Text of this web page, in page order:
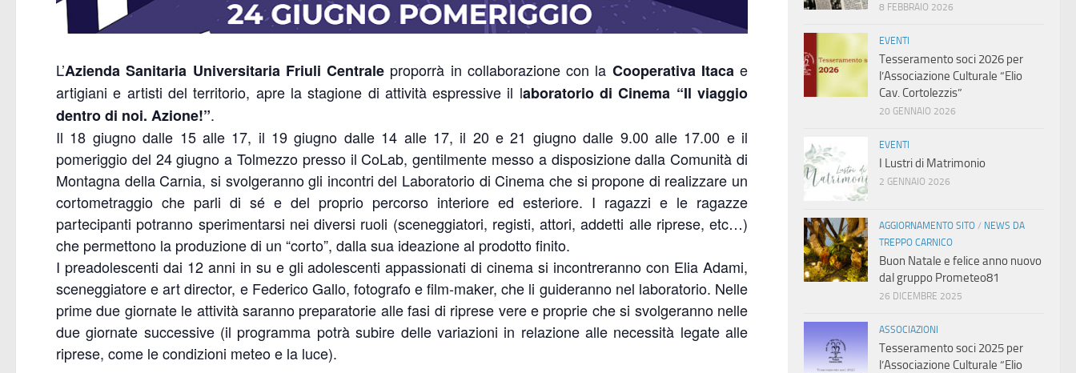
L’Azienda Sanitaria Universitaria Friuli Centrale proporrà in collaborazione con la Cooperativa Itaca e
artigiani e artisti del territorio, apre la stagione di attività espressive il laboratorio di Cinema “Il viaggio
dentro di noi. Azione!”.
Il 18 giugno dalle 15 alle 17, il 19 giugno dalle 14 alle 17, il 20 e 21 giugno dalle 9.00 alle 17.00 e il
pomeriggio del 24 giugno a Tolmezzo presso il CoLab, gentilmente messo a disposizione dalla Comunità di
Montagna della Carnia, si svolgeranno gli incontri del Laboratorio di Cinema che si propone di realizzare un
cortometraggio che parli di sé e del proprio percorso interiore ed esteriore. I ragazzi e le ragazze
partecipanti potranno sperimentarsi nei diversi ruoli (sceneggiatori, registi, attori, addetti alle riprese, etc…)
che permettono la produzione di un “corto”, dalla sua ideazione al prodotto finito.
I preadolescenti dai 12 anni in su e gli adolescenti appassionati di cinema si incontreranno con Elia Adami,
sceneggiatore e art director, e Federico Gallo, fotografo e film-maker, che li guideranno nel laboratorio. Nelle
prime due giornate le attività saranno preparatorie alle fasi di riprese vere e proprie che si svolgeranno nelle
due giornate successive (il programma potrà subire delle variazioni in relazione alle necessità legate alle
riprese, come le condizioni meteo e la luce).
8 FEBBRAIO 2026
EVENTI
Tesseramento soci 2026 per
l’Associazione Culturale “Elio
Cav. Cortolezzis”
20 GENNAIO 2026
EVENTI
I Lustri di Matrimonio
2 GENNAIO 2026
AGGIORNAMENTO SITO / NEWS DA
TREPPO CARNICO
Buon Natale e felice anno nuovo
dal gruppo Prometeo81
26 DICEMBRE 2025
ASSOCIAZIONI
Tesseramento soci 2025 per
l’Associazione Culturale “Elio